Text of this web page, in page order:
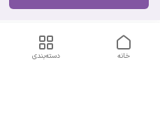
دسته‌بندی خانه